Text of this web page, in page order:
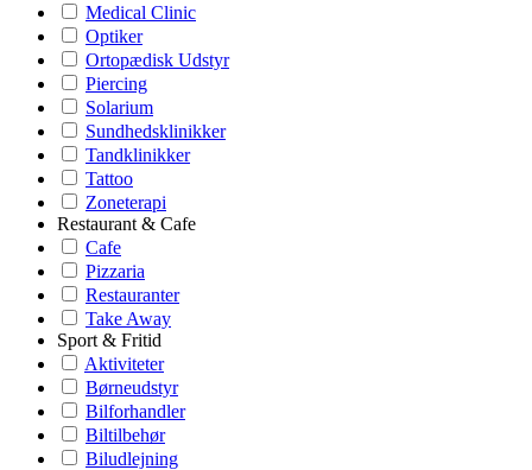
Medical Clinic
Optiker
Ortopædisk Udstyr
Piercing
Solarium
Sundhedsklinikker
Tandklinikker
Tattoo
Zoneterapi
Restaurant & Cafe
Cafe
Pizzaria
Restauranter
Take Away
Sport & Fritid
Aktiviteter
Børneudstyr
Bilforhandler
Biltilbehør
Biludlejning